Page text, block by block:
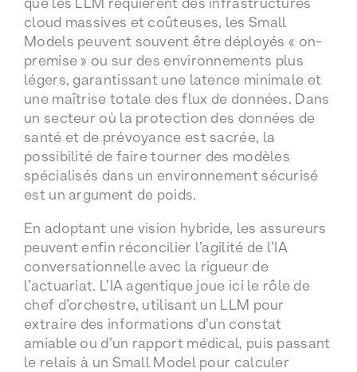
cloud massives et coûteuses, les Small
Models peuvent souvent être déployés « on-
premise » ou sur des environnements plus
légers, garantissant une latence minimale et
une maîtrise totale des flux de données. Dans
un secteur où la protection des données de
santé et de prévoyance est sacrée, la
possibilité de faire tourner des modèles
spécialisés dans un environnement sécurisé
est un argument de poids.
En adoptant une vision hybride, les assureurs
peuvent enfin réconcilier l’agilité de l’IA
conversationnelle avec la rigueur de
l’actuariat. L’IA agentique joue ici le rôle de
chef d’orchestre, utilisant un LLM pour
extraire des informations d’un constat
amiable ou d’un rapport médical, puis passant
le relais à un Small Model pour calculer